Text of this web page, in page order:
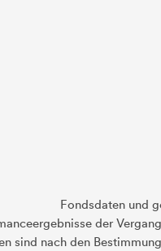
Fondsdaten und
der
sind nach den